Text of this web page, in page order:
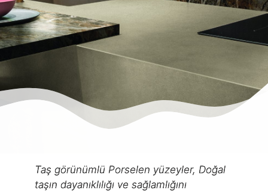
Taş görünümlü Porselen yüzeyler, Doğal
taşın dayanıklılığı ve sağlamlığını